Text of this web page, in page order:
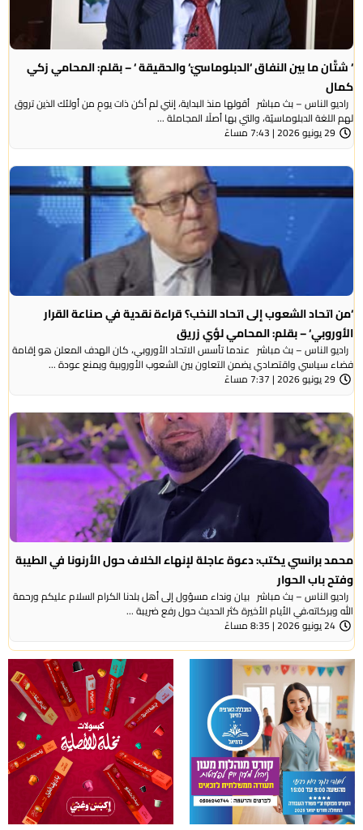
‘ شتَّان ما بين النفاق ‘الدبلوماسيّ‘ والحقيقة ‘ – بقلم: المحامي زكي
كمال
راديو الناس – بث مباشر أقولها منذ البداية، إنني لم أكن ذات يومٍ من أولئك الذين تروق
لهم اللغة الدبلوماسيّة، والتي بها أصلًا المجاملة ...
29 يونيو 2026 | 7:43 مساءً
‘من اتحاد الشعوب إلى اتحاد النخب؟ قراءة نقدية في صناعة القرار
الأوروبي‘ – بقلم: المحامي لؤي زريق
راديو الناس – بث مباشر عندما تأسس الاتحاد الأوروبي، كان الهدف المعلن هو إقامة
فضاء سياسي واقتصادي يضمن التعاون بين الشعوب الأوروبية ويمنع عودة ...
29 يونيو 2026 | 7:37 مساءً
محمد برانسي يكتب: دعوة عاجلة لإنهاء الخلاف حول الأرنونا في الطيبة
وفتح باب الحوار
راديو الناس – بث مباشر بيان ونداء مسؤول إلى أهل بلدنا الكرام السلام عليكم ورحمة
الله وبركاته،في الأيام الأخيرة كثر الحديث حول رفع ضريبة ...
24 يونيو 2026 | 8:35 مساءً